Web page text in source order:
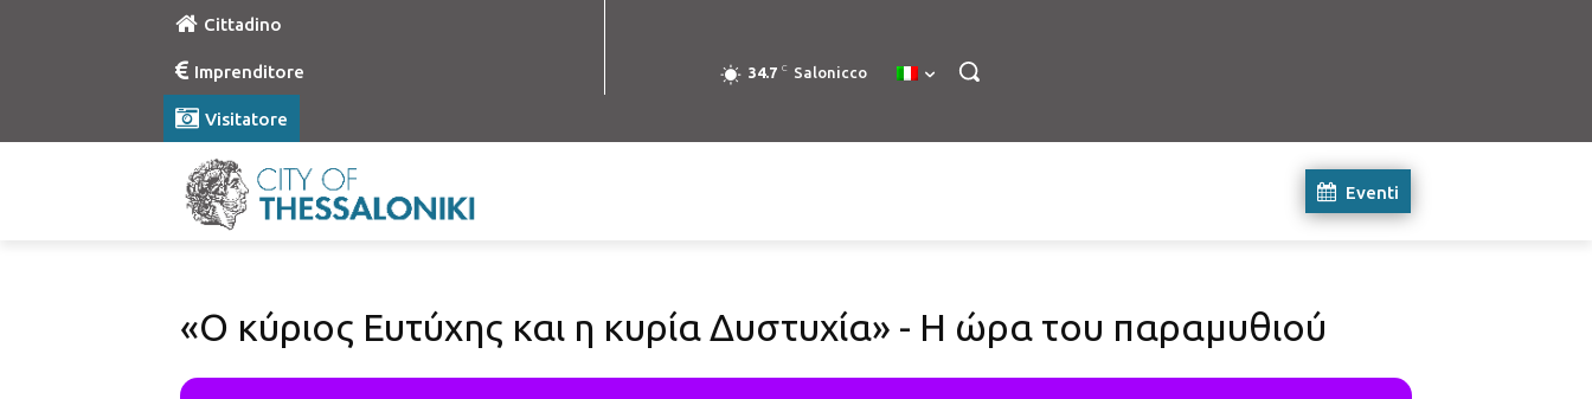
Cittadino
Imprenditore
Visitatore
34.7 C Salonicco
Eventi
«Ο κύριος Ευτύχης και η κυρία Δυστυχία» - Η ώρα του παραμυθιού